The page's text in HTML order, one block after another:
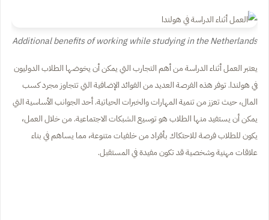
Additional benefits of working while studying in the Netherlands
يعتبر العمل أثناء الدراسة من أهم التجارب التي يمكن أن يخوضها الطلاب الدوليون
في هولندا. توفر هذه الفرصة العديد من الفوائد الإضافية التي تتجاوز مجرد كسب
المال، حيث تعزز من تنمية المهارات والخبرات الحياتية. أحد الجوانب الأساسية التي
يمكن أن يستفيد منها الطلاب هو توسيع الشبكات الاجتماعية. من خلال العمل،
يكون للطلاب فرصة للاحتكاك بأفراد من خلفيات متنوعة، مما يساهم في بناء
علاقات مهنية وشخصية قد تكون مفيدة في المستقبل.